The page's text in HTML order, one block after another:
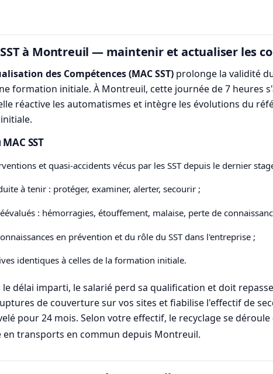
SST à Montreuil — maintenir et actualiser les
des Compétences (MAC SST) prolonge la validité
formation initiale. À Montreuil, cette journée de 7 heures
réactive les automatismes et intègre les évolutions du
SST
et quasi-accidents vécus par les SST depuis le dernier
à tenir : protéger, examiner, alerter, secourir ;
: hémorragies, étouffement, malaise, perte de
en prévention et du rôle du SST dans l'entreprise ;
identiques à celles de la formation initiale.
le délai imparti, le salarié perd sa qualification et doit
de couverture sur vos sites et fiabilise l'effectif de
pour 24 mois. Selon votre effectif, le recyclage se
en transports en commun depuis Montreuil.